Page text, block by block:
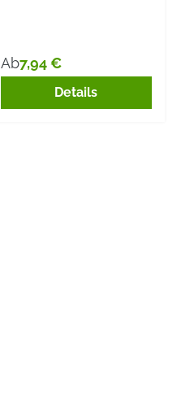
Regulärer Preis:
Ab7,94 €
Details